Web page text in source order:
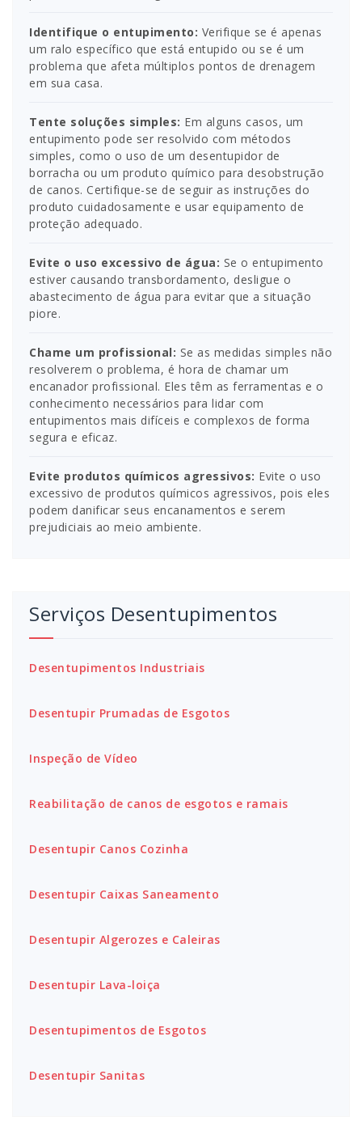
Identifique o entupimento: Verifique se é apenas
um ralo específico que está entupido ou se é um
problema que afeta múltiplos pontos de drenagem
em sua casa.
Tente soluções simples: Em alguns casos, um
entupimento pode ser resolvido com métodos
simples, como o uso de um desentupidor de
borracha ou um produto químico para desobstrução
de canos. Certifique-se de seguir as instruções do
produto cuidadosamente e usar equipamento de
proteção adequado.
Evite o uso excessivo de água: Se o entupimento
estiver causando transbordamento, desligue o
abastecimento de água para evitar que a situação
piore.
Chame um profissional: Se as medidas simples não
resolverem o problema, é hora de chamar um
encanador profissional. Eles têm as ferramentas e o
conhecimento necessários para lidar com
entupimentos mais difíceis e complexos de forma
segura e eficaz.
Evite produtos químicos agressivos: Evite o uso
excessivo de produtos químicos agressivos, pois eles
podem danificar seus encanamentos e serem
prejudiciais ao meio ambiente.
Serviços Desentupimentos
Desentupimentos Industriais
Desentupir Prumadas de Esgotos
Inspeção de Vídeo
Reabilitação de canos de esgotos e ramais
Desentupir Canos Cozinha
Desentupir Caixas Saneamento
Desentupir Algerozes e Caleiras
Desentupir Lava-loiça
Desentupimentos de Esgotos
Desentupir Sanitas